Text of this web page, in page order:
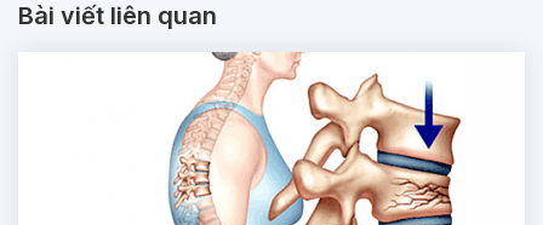
Bài viết liên quan